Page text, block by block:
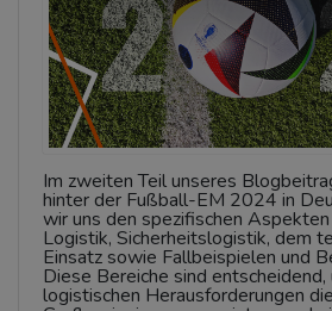
Im zweiten Teil unseres
hinter der Fußball-EM 2024 in
wir uns den spezifischen
Logistik, Sicherheitslogistik, dem
Einsatz sowie Fallbeispielen und
Diese Bereiche sind
logistischen Herausforderungen